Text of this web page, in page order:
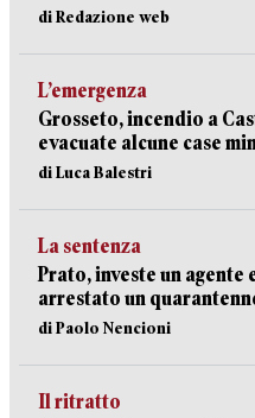
di Redazione web
L’emergenza
Grosseto, incendio a
evacuate alcune case
di Luca Balestri
La sentenza
Prato, investe un agente
arrestato un
di Paolo Nencioni
Il ritratto